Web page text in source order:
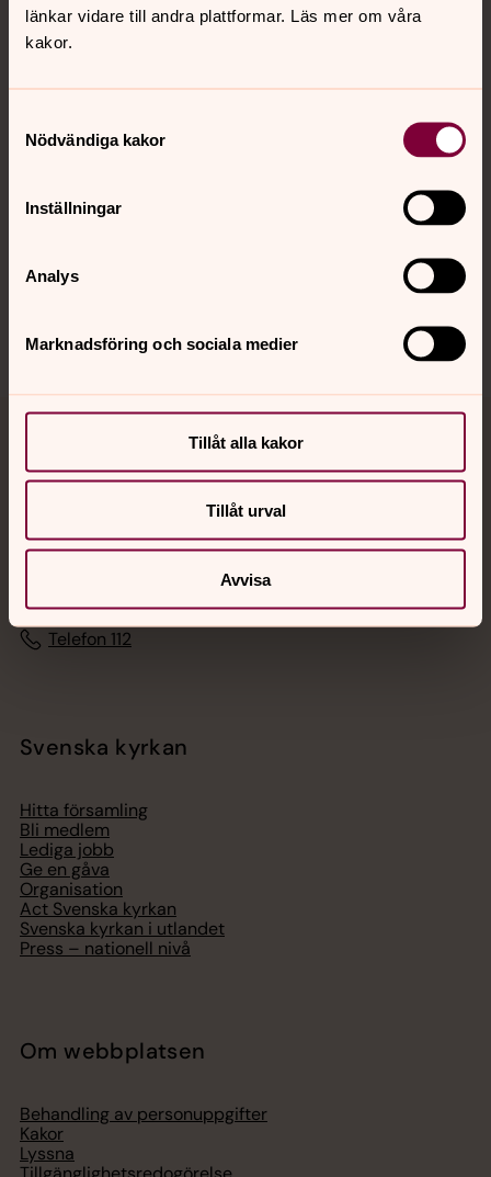
länkar vidare till andra plattformar. Läs mer om våra
kakor.
Nödvändiga kakor
Inställningar
Analys
Marknadsföring och sociala medier
Tillåt alla kakor
Tillåt urval
Avvisa
Kontakt
Sociala kanaler
Jourhavande präst
med en präst på kvällar och nätter.
Digitalt brev
Telefon 112
Svenska kyrkan
Hitta församling
Bli medlem
Lediga jobb
Ge en gåva
Organisation
Act Svenska kyrkan
Svenska kyrkan i utlandet
Press – nationell nivå
Om webbplatsen
Behandling av personuppgifter
Kakor
Lyssna